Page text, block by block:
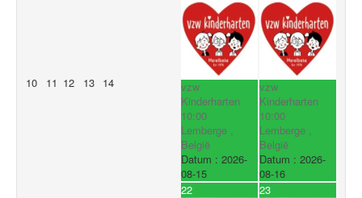
10 11 12 13 14
vzw
Kinderharten
10:00
Lemberge ,
België
Datum : 2026-
08-15
vzw
Kinderharten
10:00
Lemberge ,
België
Datum : 2026-
08-16
22 23